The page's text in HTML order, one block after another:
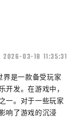
2026-03-18 11:35:31
是一款备受玩家
发。在游戏中，
一。对于一些玩家
响了游戏的沉浸